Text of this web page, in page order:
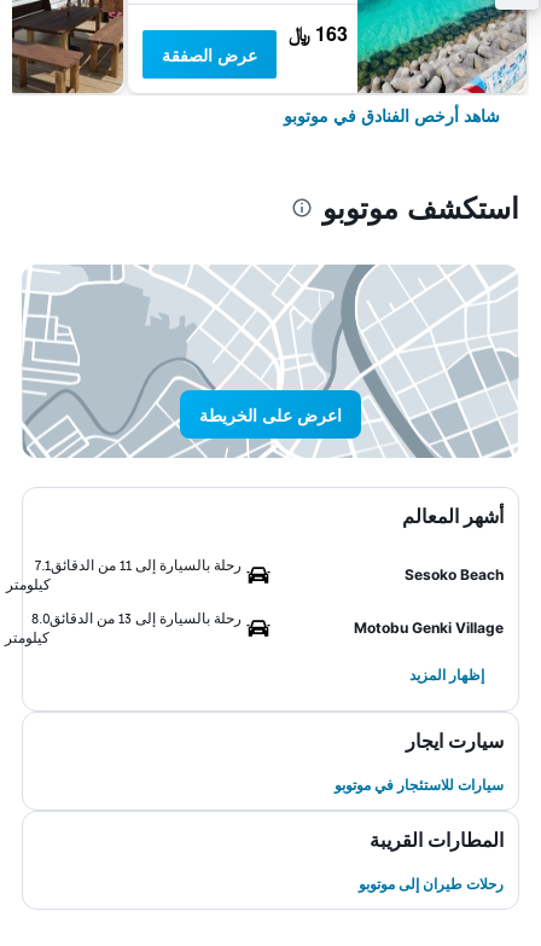
163 ﷼
عرض الصفقة
شاهد أرخص الفنادق في موتوبو
استكشف موتوبو
اعرض على الخريطة
أشهر المعالم
Sesoko Beach
رحلة بالسيارة إلى 11 من الدقائق
7.1
كيلومتر
Motobu Genki Village
رحلة بالسيارة إلى 13 من الدقائق
8.0
كيلومتر
إظهار المزيد
سيارت ايجار
سيارات للاستئجار في موتوبو
المطارات القريبة
رحلات طيران إلى موتوبو